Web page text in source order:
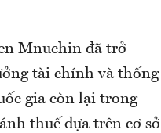
Mnuchin đã trở
tài chính và thống
gia còn lại trong
thuế dựa trên cơ sở